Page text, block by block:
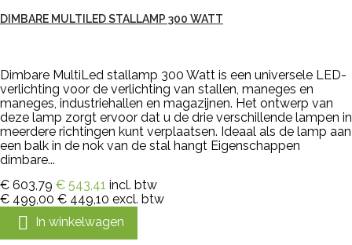
DIMBARE MULTILED STALLAMP 300 WATT
Dimbare MultiLed stallamp 300 Watt is een universele LED-
verlichting voor de verlichting van stallen, maneges en
maneges, industriehallen en magazijnen. Het ontwerp van
deze lamp zorgt ervoor dat u de drie verschillende lampen in
meerdere richtingen kunt verplaatsen. Ideaal als de lamp aan
een balk in de nok van de stal hangt Eigenschappen
dimbare...
€ 603,79 € 543,41 incl. btw
€ 499,00 € 449,10 excl. btw
 In winkelwagen